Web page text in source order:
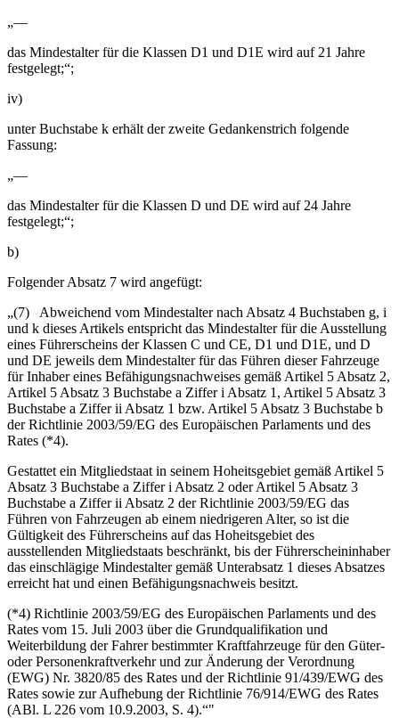
„—
das Mindestalter für die Klassen D1 und D1E wird auf 21 Jahre
festgelegt;“;
iv)
unter Buchstabe k erhält der zweite Gedankenstrich folgende
Fassung:
„—
das Mindestalter für die Klassen D und DE wird auf 24 Jahre
festgelegt;“;
b)
Folgender Absatz 7 wird angefügt:
„(7) Abweichend vom Mindestalter nach Absatz 4 Buchstaben g, i
und k dieses Artikels entspricht das Mindestalter für die Ausstellung
eines Führerscheins der Klassen C und CE, D1 und D1E, und D
und DE jeweils dem Mindestalter für das Führen dieser Fahrzeuge
für Inhaber eines Befähigungsnachweises gemäß Artikel 5 Absatz 2,
Artikel 5 Absatz 3 Buchstabe a Ziffer i Absatz 1, Artikel 5 Absatz 3
Buchstabe a Ziffer ii Absatz 1 bzw. Artikel 5 Absatz 3 Buchstabe b
der Richtlinie 2003/59/EG des Europäischen Parlaments und des
Rates (*4).
Gestattet ein Mitgliedstaat in seinem Hoheitsgebiet gemäß Artikel 5
Absatz 3 Buchstabe a Ziffer i Absatz 2 oder Artikel 5 Absatz 3
Buchstabe a Ziffer ii Absatz 2 der Richtlinie 2003/59/EG das
Führen von Fahrzeugen ab einem niedrigeren Alter, so ist die
Gültigkeit des Führerscheins auf das Hoheitsgebiet des
ausstellenden Mitgliedstaats beschränkt, bis der Führerscheininhaber
das einschlägige Mindestalter gemäß Unterabsatz 1 dieses Absatzes
erreicht hat und einen Befähigungsnachweis besitzt.
(*4) Richtlinie 2003/59/EG des Europäischen Parlaments und des
Rates vom 15. Juli 2003 über die Grundqualifikation und
Weiterbildung der Fahrer bestimmter Kraftfahrzeuge für den Güter-
oder Personenkraftverkehr und zur Änderung der Verordnung
(EWG) Nr. 3820/85 des Rates und der Richtlinie 91/439/EWG des
Rates sowie zur Aufhebung der Richtlinie 76/914/EWG des Rates
(ABl. L 226 vom 10.9.2003, S. 4).“"